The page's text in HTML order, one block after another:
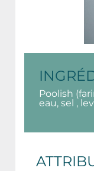
Poolish
eau, sel ,